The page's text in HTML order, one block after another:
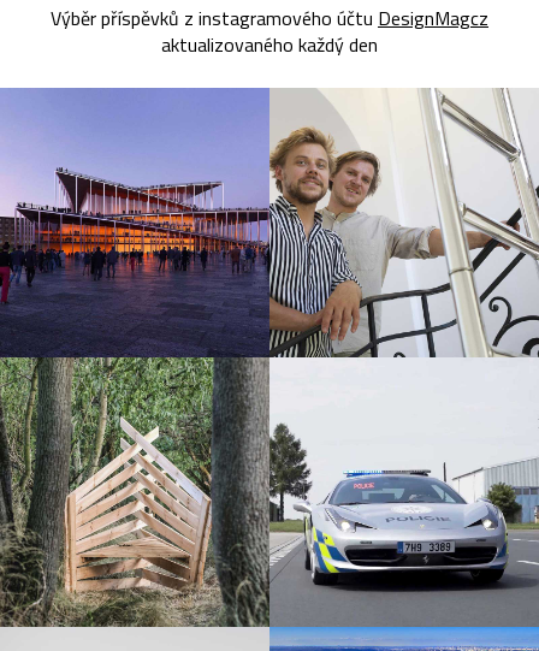
Výběr příspěvků z instagramového účtu DesignMagcz
aktualizovaného každý den